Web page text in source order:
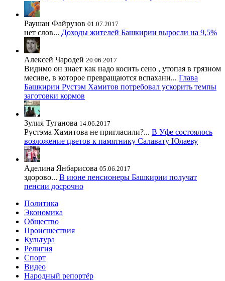
Раушан Файрузов 01.07.2017
нет слов... Доходы жителей Башкирии выросли на 9,5%
Алексей Чародей 20.06.2017
Видимо он знает как надо косить сено , утопая в грязном
месиве, в которое превращаются вспаханн... Глава
Башкирии Рустэм Хамитов потребовал ускорить темпы
заготовки кормов
Зулия Туганова 14.06.2017
Рустэма Хамитова не пригласили?... В Уфе состоялось
возложение цветов к памятнику Салавату Юлаеву
Аделина Янбарисова 05.06.2017
здорово... В июне пенсионеры Башкирии получат
пенсии досрочно
Политика
Экономика
Общество
Происшествия
Культура
Религия
Спорт
Видео
Народный репортёр